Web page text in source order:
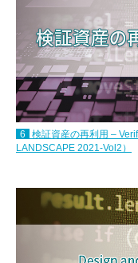
6
検証資産の再利用 –
LANDSCAPE 2021-Vol2）